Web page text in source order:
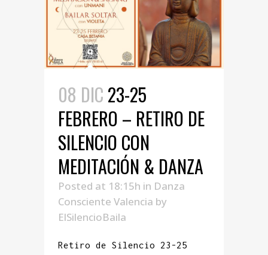
08 DIC 23-25
FEBRERO – RETIRO DE
SILENCIO CON
MEDITACIÓN & DANZA
Posted at 18:15h in Danza
Consciente Valencia by
ElSilencioBaila
Retiro de Silencio 23-25